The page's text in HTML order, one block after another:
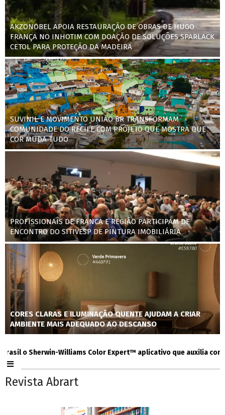
AKZONOBEL APOIA RESTAURAÇÃO DE OBRAS DE HUGO
FRANÇA NO INHOTIM COM DOAÇÃO DE SOLUÇÕES SPARLACK
CETOL PARA PROTEÇÃO DA MADEIRA
SUVINIL E MOVIMENTO UNIÃO BR TRANSFORMAM
COMUNIDADE DO RECIFE COM PROJETO QUE MOSTRA QUE
COR MUDA TUDO
PROFISSIONAIS DE FRANCA E REGIÃO PARTICIPAM DE
ENCONTRO DO SITIVESP DE PINTURA IMOBILIÁRIA
CORES CLARAS E ILUMINAÇÃO QUENTE AJUDAM A CRIAR
AMBIENTE MAIS ADEQUADO AO DESCANSO
Sherwin-Williams Color Expert™ aplicativo que auxilia
Revista Abrart